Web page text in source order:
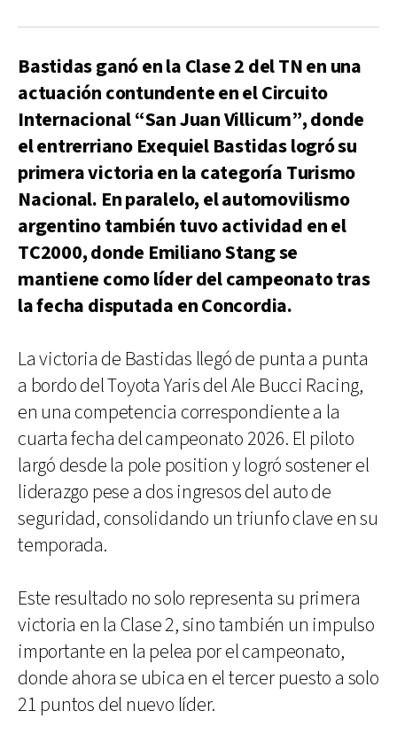
Bastidas ganó en la Clase 2 del TN en una
actuación contundente en el Circuito
Internacional “San Juan Villicum”, donde
el entrerriano Exequiel Bastidas logró su
primera victoria en la categoría Turismo
Nacional. En paralelo, el automovilismo
argentino también tuvo actividad en el
TC2000, donde Emiliano Stang se
mantiene como líder del campeonato tras
la fecha disputada en Concordia.
La victoria de Bastidas llegó de punta a punta
a bordo del Toyota Yaris del Ale Bucci Racing,
en una competencia correspondiente a la
cuarta fecha del campeonato 2026. El piloto
largó desde la pole position y logró sostener el
liderazgo pese a dos ingresos del auto de
seguridad, consolidando un triunfo clave en su
temporada.
Este resultado no solo representa su primera
victoria en la Clase 2, sino también un impulso
importante en la pelea por el campeonato,
donde ahora se ubica en el tercer puesto a solo
21 puntos del nuevo líder.